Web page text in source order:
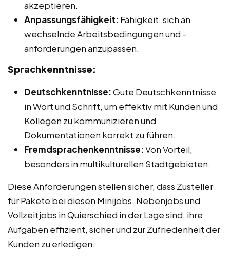
akzeptieren.
Anpassungsfähigkeit: Fähigkeit, sich an
wechselnde Arbeitsbedingungen und -
anforderungen anzupassen.
Sprachkenntnisse:
Deutschkenntnisse:Gute Deutschkenntnisse
in Wort und Schrift, um effektiv mit Kunden und
Kollegen zu kommunizieren und
Dokumentationen korrekt zu führen.
Fremdsprachenkenntnisse:Von Vorteil,
besonders in multikulturellen Stadtgebieten.
Diese Anforderungen stellen sicher, dass Zusteller
für Pakete bei diesen Minijobs, Nebenjobs und
Vollzeitjobs in Quierschied in der Lage sind, ihre
Aufgaben effizient, sicher und zur Zufriedenheit der
Kunden zu erledigen.